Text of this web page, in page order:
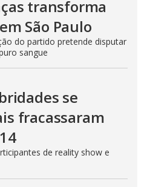
transforma
São Paulo
do partido pretende disputar
sangue
se
fracassaram
de reality show e